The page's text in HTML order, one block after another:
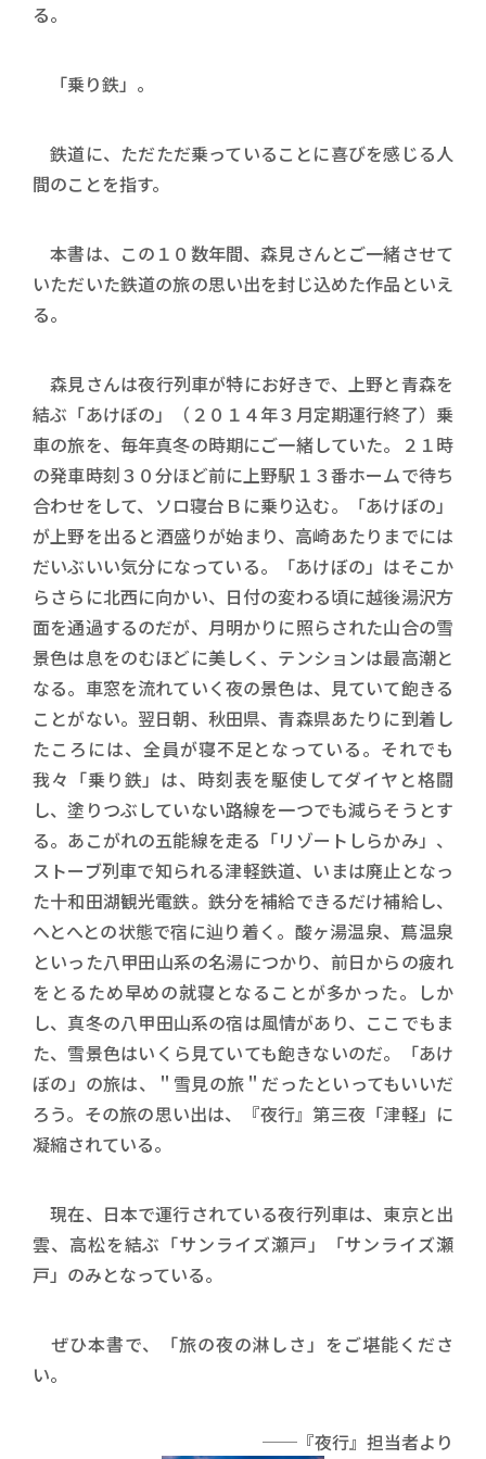
る。
「乗り鉄」。
鉄道に、ただただ乗っていることに喜びを感じる人
間のことを指す。
本書は、この１０数年間、森見さんとご一緒させて
いただいた鉄道の旅の思い出を封じ込めた作品といえ
る。
森見さんは夜行列車が特にお好きで、上野と青森を
結ぶ「あけぼの」（２０１４年３月定期運行終了）乗
車の旅を、毎年真冬の時期にご一緒していた。２１時
の発車時刻３０分ほど前に上野駅１３番ホームで待ち
合わせをして、ソロ寝台Ｂに乗り込む。「あけぼの」
が上野を出ると酒盛りが始まり、高崎あたりまでには
だいぶいい気分になっている。「あけぼの」はそこか
らさらに北西に向かい、日付の変わる頃に越後湯沢方
面を通過するのだが、月明かりに照らされた山合の雪
景色は息をのむほどに美しく、テンションは最高潮と
なる。車窓を流れていく夜の景色は、見ていて飽きる
ことがない。翌日朝、秋田県、青森県あたりに到着し
たころには、全員が寝不足となっている。それでも
我々「乗り鉄」は、時刻表を駆使してダイヤと格闘
し、塗りつぶしていない路線を一つでも減らそうとす
る。あこがれの五能線を走る「リゾートしらかみ」、
ストーブ列車で知られる津軽鉄道、いまは廃止となっ
た十和田湖観光電鉄。鉄分を補給できるだけ補給し、
へとへとの状態で宿に辿り着く。酸ヶ湯温泉、蔦温泉
といった八甲田山系の名湯につかり、前日からの疲れ
をとるため早めの就寝となることが多かった。しか
し、真冬の八甲田山系の宿は風情があり、ここでもま
た、雪景色はいくら見ていても飽きないのだ。「あけ
ぼの」の旅は、＂雪見の旅＂だったといってもいいだ
ろう。その旅の思い出は、『夜行』第三夜「津軽」に
凝縮されている。
現在、日本で運行されている夜行列車は、東京と出
雲、高松を結ぶ「サンライズ瀬戸」「サンライズ瀬
戸」のみとなっている。
ぜひ本書で、「旅の夜の淋しさ」をご堪能くださ
い。
──『夜行』担当者より